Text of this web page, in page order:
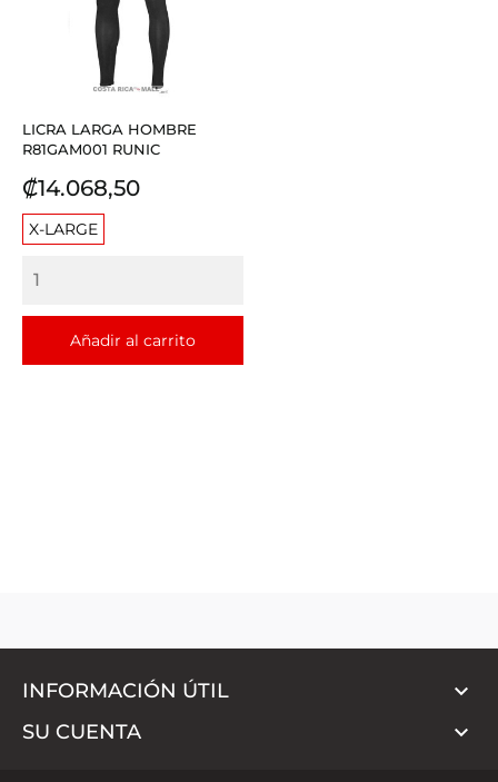
LICRA LARGA HOMBRE
R81GAM001 RUNIC
Precio
₡14.068,50
X-LARGE
Añadir al carrito
INFORMACIÓN ÚTIL 
SU CUENTA 